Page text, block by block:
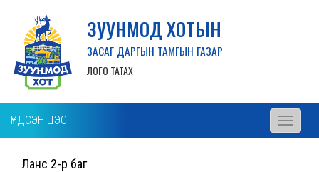
ЗУУНМОД ХОТЫН
ЗАСАГ ДАРГЫН ТАМГЫН ГАЗАР
ЛОГО ТАТАХ
ҮНДСЭН ЦЭС
Toggle
Ланс 2-р баг